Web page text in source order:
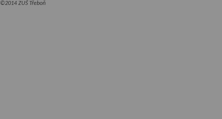
©2014 ZUŠ Třeboň